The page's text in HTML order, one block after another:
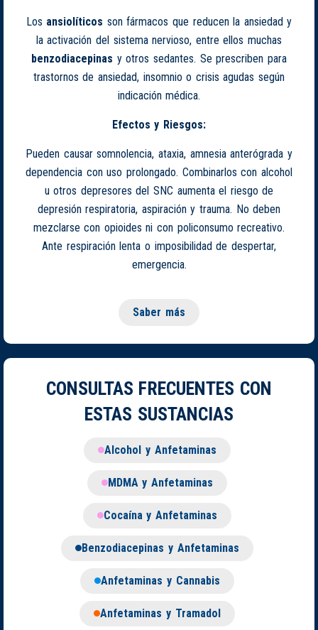
Los ansiolíticos son fármacos que reducen la ansiedad y
la activación del sistema nervioso, entre ellos muchas
benzodiacepinas y otros sedantes. Se prescriben para
trastornos de ansiedad, insomnio o crisis agudas según
indicación médica.
Efectos y Riesgos:
Pueden causar somnolencia, ataxia, amnesia anterógrada y
dependencia con uso prolongado. Combinarlos con alcohol
u otros depresores del SNC aumenta el riesgo de
depresión respiratoria, aspiración y trauma. No deben
mezclarse con opioides ni con policonsumo recreativo.
Ante respiración lenta o imposibilidad de despertar,
emergencia.
Saber más
CONSULTAS FRECUENTES CON
ESTAS SUSTANCIAS
Alcohol y Anfetaminas
MDMA y Anfetaminas
Cocaína y Anfetaminas
Benzodiacepinas y Anfetaminas
Anfetaminas y Cannabis
Anfetaminas y Tramadol